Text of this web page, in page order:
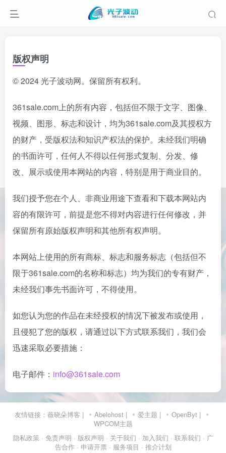
版权声明
© 2024 光子波动网。保留所有权利。
361sale.com上的所有内容，包括但不限于文字、图像、
视频、图形、标志和设计，均为361sale.com及其授权方
的财产，受版权法和知识产权法的保护。未经我们明确
的书面许可，任何人不得以任何形式复制、分发、修
改、展示或使用本网站的内容，特别是用于商业目的。
我们授予您在个人、非商业用途下查看和下载本网站内
容的有限许可，前提是您不得对内容进行任何修改，并
保留所有原始版权声明和其他所有权声明。
本网站上使用的所有商标、标志和服务标志（包括但不
限于361sale.com的名称和标志）均为我们的专有财产，
未经我们事先书面许可，不得使用。
如您认为您的作品在未经授权的情况下被发布或使用，
且侵犯了您的版权，请通过以下方式联系我们，我们会
迅速采取必要措施：
电子邮件： info@361sale.com
友情链接： 薇晓朵博客 | Abelohost | 爱主题 | OpenByt |
WPCOM主题
隐私政策 · 免责声明 · 版权声明 · 关于我们 · 加入我们 · 联系我们 · 广
告合作 · 申请开票 · 服务项目 · 推介计划